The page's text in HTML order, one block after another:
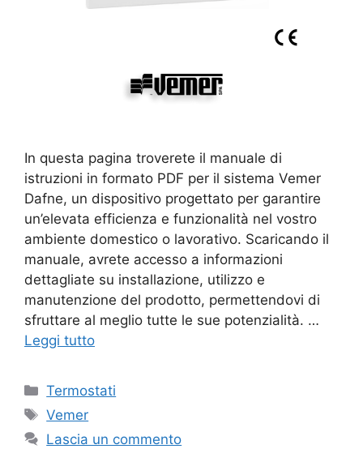
In questa pagina troverete il manuale di
istruzioni in formato PDF per il sistema Vemer
Dafne, un dispositivo progettato per garantire
un’elevata efficienza e funzionalità nel vostro
ambiente domestico o lavorativo. Scaricando il
manuale, avrete accesso a informazioni
dettagliate su installazione, utilizzo e
manutenzione del prodotto, permettendovi di
sfruttare al meglio tutte le sue potenzialità. …
Leggi tutto
Categorie
Termostati
Tag
Vemer
Lascia un commento